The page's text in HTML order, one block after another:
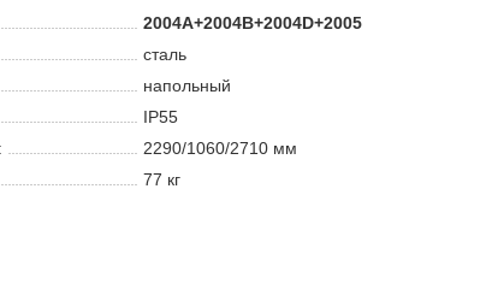
2004A+2004B+2004D+2005
сталь
напольный
IP55
2290/1060/2710 мм
77 кг